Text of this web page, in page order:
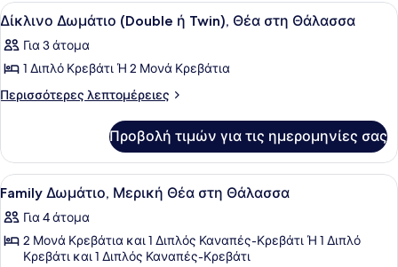
Προβολή
όλων
των
φωτογραφιών
για
(Double
ή
Twin),
Θέα
στη
Θάλασσα
Ένα δωμάτιο ξενοδοχείου με ένα
5
Δίκλινο Δωμάτιο (Double ή Twin), Θέα στη Θάλασσα
Για 3 άτομα
1 Διπλό Κρεβάτι Ή 2 Μονά Κρεβάτια
Περισσότερες λεπτομέρειες
Περισσότερες
Δωμάτιο
(Double
ή
Θέα
στη
Θάλασσα
Προβολή τιμών για τις ημερομηνίες σας
Προβολή
όλων
των
φωτογραφιών
Ένα σύγχρονο δωμάτιο
5
Family Δωμάτιο, Μερική Θέα στη Θάλασσα
Για 4 άτομα
2 Μονά Κρεβάτια και 1 Διπλός Καναπές-Κρεβάτι Ή 1 Διπλό
Κρεβάτι και 1 Διπλός Καναπές-Κρεβάτι